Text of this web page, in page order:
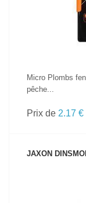
Micro Plombs
pêche...
Prix de 2.17 €
JAXON